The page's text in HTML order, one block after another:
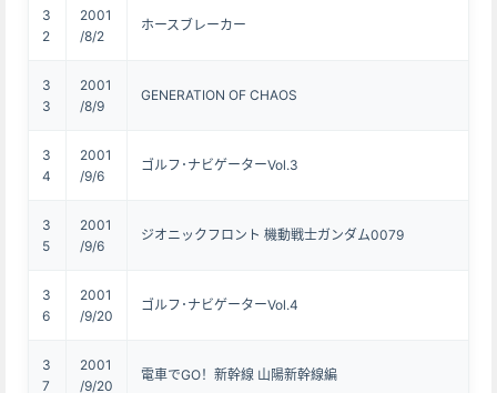
3
2
2001
/8/2
ホースブレーカー
3
3
2001
/8/9
GENERATION OF CHAOS
3
4
2001
/9/6
ゴルフ･ナビゲーターVol.3
3
5
2001
/9/6
ジオニックフロント 機動戦士ガンダム0079
3
6
2001
/9/20
ゴルフ･ナビゲーターVol.4
3
7
2001
/9/20
電車でGO！新幹線 山陽新幹線編